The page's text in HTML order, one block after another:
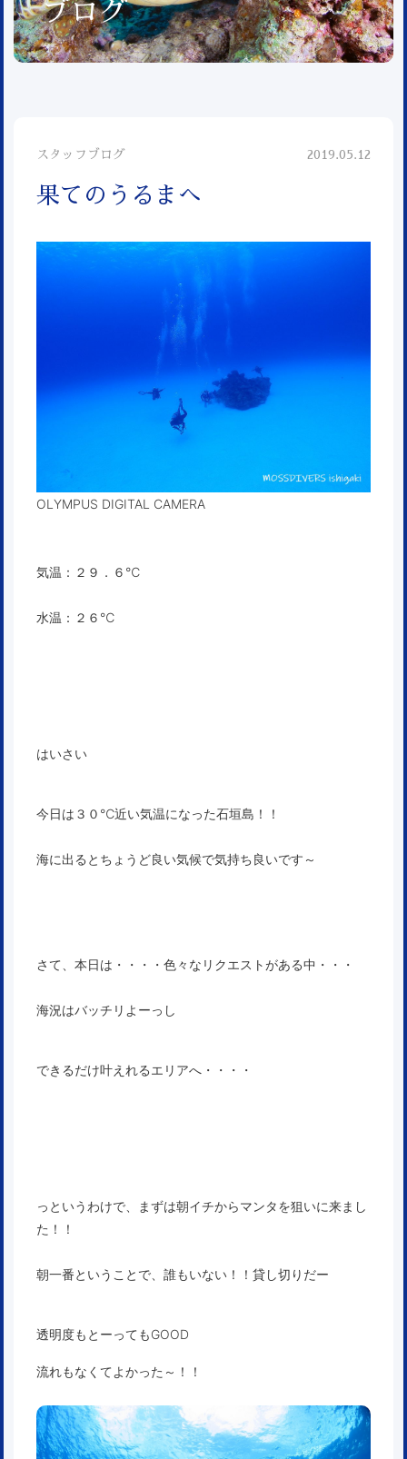
ブログ
スタッフブログ 2019.05.12
果てのうるまへ
OLYMPUS DIGITAL CAMERA
気温：２９．６℃
水温：２６℃
はいさい
今日は３０℃近い気温になった石垣島！！
海に出るとちょうど良い気候で気持ち良いです～
さて、本日は・・・・色々なリクエストがある中・・・
海況はバッチリよーっし
できるだけ叶えれるエリアへ・・・・
っというわけで、まずは朝イチからマンタを狙いに来まし
た！！
朝一番ということで、誰もいない！！貸し切りだー
透明度もとーってもGOOD
流れもなくてよかった～！！